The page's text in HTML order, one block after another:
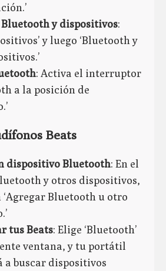
y dispositivos:
y luego ‘Bluetooth y
: Activa el interruptor
a la posición de
Beats
dispositivo Bluetooth: En el
y otros dispositivos,
‘Agregar Bluetooth u otro
tus Beats: Elige ‘Bluetooth’
ventana, y tu portátil
a buscar dispositivos